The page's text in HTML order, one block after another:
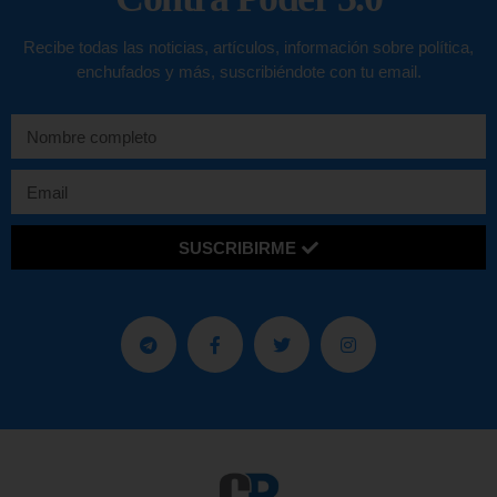
Recibe todas las noticias, artículos, información sobre política,
enchufados y más, suscribiéndote con tu email.
SUSCRIBIRME